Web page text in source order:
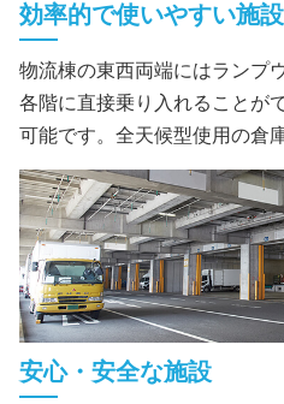
効率的で使いやすい施設
物流棟の東西両端にはランプ
各階に直接乗り入れることが
可能です。全天候型使用の倉
安心・安全な施設